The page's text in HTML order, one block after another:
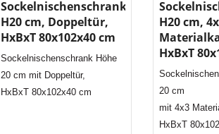
Sockelnischenschrank
H20 cm, Doppeltür,
HxBxT 80x102x40 cm
Sockelnischenschrank Höhe
20 cm mit Doppeltür,
HxBxT 80x102x40 cm
H20 cm,
HxBxT
20 cm
mit 4x3
HxBxT